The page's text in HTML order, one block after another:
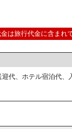
は旅行代金に含まれ
代、ホテル宿泊代